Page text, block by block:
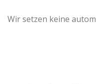
Wir setzen keine